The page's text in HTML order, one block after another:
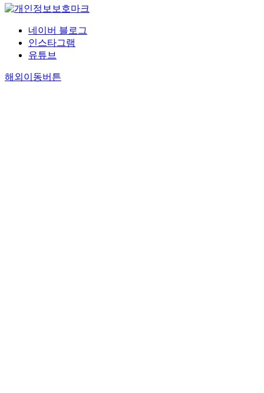
네이버 블로그
인스타그램
유튜브
해외이동버튼